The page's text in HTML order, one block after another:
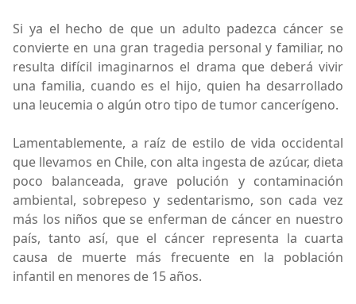
Si ya el hecho de que un adulto padezca cáncer se
convierte en una gran tragedia personal y familiar, no
resulta difícil imaginarnos el drama que deberá vivir
una familia, cuando es el hijo, quien ha desarrollado
una leucemia o algún otro tipo de tumor cancerígeno.
Lamentablemente, a raíz de estilo de vida occidental
que llevamos en Chile, con alta ingesta de azúcar, dieta
poco balanceada, grave polución y contaminación
ambiental, sobrepeso y sedentarismo, son cada vez
más los niños que se enferman de cáncer en nuestro
país, tanto así, que el cáncer representa la cuarta
causa de muerte más frecuente en la población
infantil en menores de 15 años.